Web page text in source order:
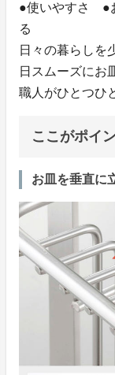
●使いやすさ ●
る
日々の暮らしを
日スムーズにお
職人がひとつひ
ここがポイ
お皿を垂直に